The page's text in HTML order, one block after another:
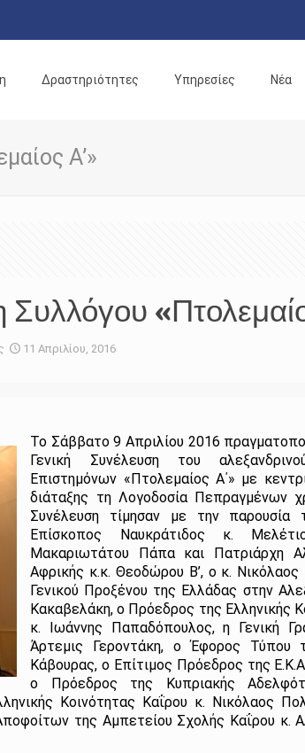
Δραστηριότητες Υπηρεσίες Νέα
Α’»
Συλλόγου
11 Απριλίου, 2016
Το Σάββατο 9 Απριλίου 2016
Γενική Συνέλευση του
Επιστημόνων «Πτολεμαίος Α΄» με
διάταξης τη Λογοδοσία Πεπραγμένων
Συνέλευση τίμησαν με την παρουσία
Επίσκοπος Ναυκράτιδος κ.
Μακαριωτάτου Πάπα και Πατριάρχη
Αφρικής κ.κ. Θεοδώρου Β’, ο κ.
Γενικού Προξένου της Ελλάδας στην
Κακαβελάκη, ο Πρόεδρος της Ελληνικής
κ. Ιωάννης Παπαδόπουλος, η Γενική
Άρτεμις Γεροντάκη, ο Έφορος Τύπου
Κάβουρας, ο Επίτιμος Πρόεδρος της
ο Πρόεδρος της Κυπριακής
Κοινότητας Καΐρου κ. Νικόλαος
της Αμπετείου Σχολής Καΐρου κ.